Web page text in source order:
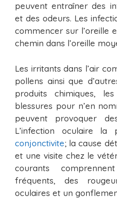
peuvent entraîner des
et des odeurs. Les
commencer sur l’oreille
chemin dans l’oreille
Les irritants dans l’air
pollens ainsi que
produits chimiques,
blessures pour n’en
peuvent provoquer
L’infection oculaire
conjonctivite; la cause
et une visite chez le
courants
fréquents, des
oculaires et un